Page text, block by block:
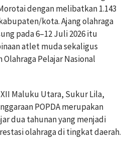
dengan melibatkan 1.143
kota. Ajang olahraga
pada 6–12 Juli 2026 itu
atlet muda sekaligus
Pelajar Nasional
Maluku Utara, Sukur Lila,
POPDA merupakan
dua tahunan yang menjadi
olahraga di tingkat daerah.